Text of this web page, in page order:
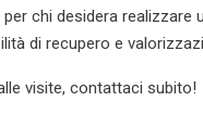
chi desidera realizzare
di recupero e
visite, contattaci subito!